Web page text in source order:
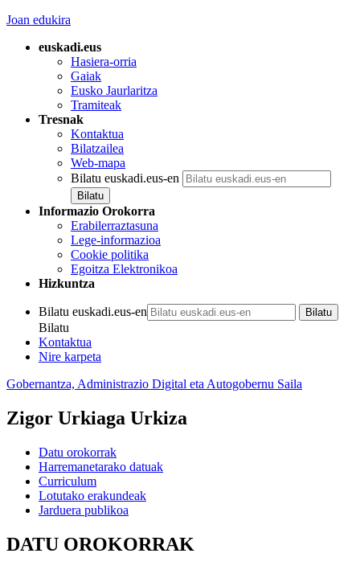
Joan edukira
euskadi.eus
Hasiera-orria
Gaiak
Eusko Jaurlaritza
Tramiteak
Tresnak
Kontaktua
Bilatzailea
Web-mapa
Bilatu euskadi.eus-en
Informazio Orokorra
Erabilerraztasuna
Lege-informazioa
Cookie politika
Egoitza Elektronikoa
Hizkuntza
Bilatu euskadi.eus-en
Bilatu
Kontaktua
Nire karpeta
Gobernantza, Administrazio Digital eta Autogobernu Saila
Zigor Urkiaga Urkiza
Datu orokorrak
Harremanetarako datuak
Curriculum
Lotutako erakundeak
Jarduera publikoa
DATU OROKORRAK